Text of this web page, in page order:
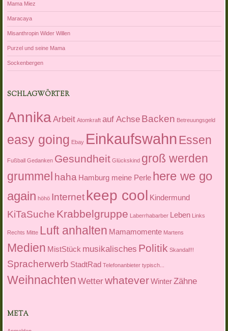
Mama Miez
Maracaya
Misanthropin Wider Willen
Purzel und seine Mama
Sockenbergen
SCHLAGWÖRTER
AnnikaArbeit Atomkraft auf Achse Backen Betreuungsgeld
easy going Ebay Einkaufswahn Essen
Fußball Gedanken Gesundheit Glückskind groß werden
grummel haha Hamburg meine Perle here we go
again höhö Internet keep cool Kindermund
KiTaSuche Krabbelgruppe Laberrhabarber Leben Links
Rechts Mitte Luft anhalten Mamamomente Martens
Medien MistStück musikalisches Politik Skandal!!!
Spracherwerb StadtRad Telefonanbieter typisch...
Weihnachten Wetterwhatever Winter Zähne
META